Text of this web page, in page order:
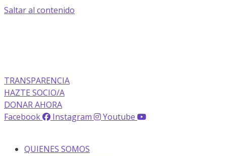
Saltar al contenido
TRANSPARENCIA
HAZTE SOCIO/A
DONAR AHORA
Facebook
Instagram Youtube
QUIENES SOMOS